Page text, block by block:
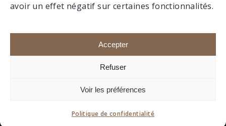
avoir un effet négatif sur certaines fonctionnalités.
Accepter
Refuser
Voir les préférences
Politique de confidentialité
Faire un don Portail membre